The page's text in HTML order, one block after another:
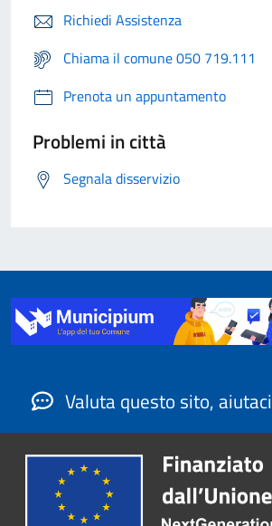
Richiedi Assistenza
Chiama il comune 050 719.111
Prenota un appuntamento
Problemi in città
Segnala disservizio
Valuta questo sito,